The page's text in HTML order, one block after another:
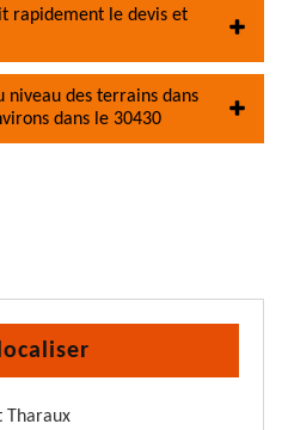
rapidement le devis et
niveau des terrains dans
dans le 30430
Tharaux